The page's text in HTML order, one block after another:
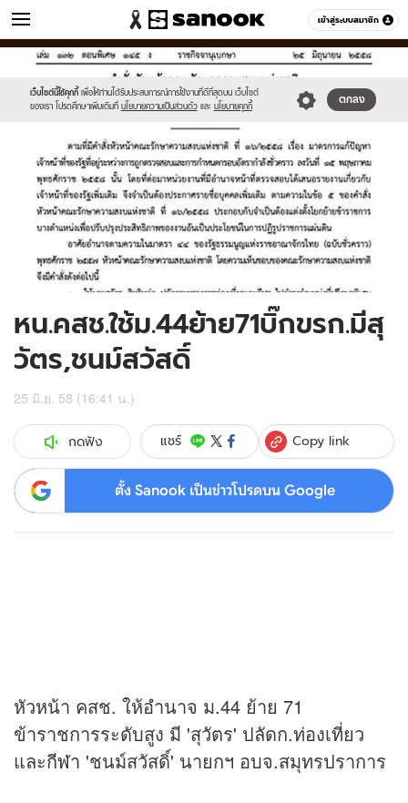
เข้าสู่ระบบสมาชิก
ข่าว หมวดอื่นๆ
เว็บไซต์นี้ใช้คุกกี้ เพื่อให้ท่านได้รับประสบการณ์การใช้งานที่ดีที่สุดบน เว็บไซต์
ของเรา โปรดศึกษาเพิ่มเติมที่ นโยบายความเป็นส่วนตัว และ นโยบายคุกกี้
ตกลง
Sanook
//s.isanook.com/sr/0/images/logo-
sanook.png
//s.isanook.com/ns/0/ud/363/1818687/627452-
หน.คสช.ใช้ม.44ย้าย71บิ๊กขรก.มีสุ
วัตร,ชนม์สวัสดิ์
25 มิ.ย. 58 (16:41 น.)
กดฟัง แชร์ Copy link
ตั้ง Sanook เป็นข่าวโปรดบน Google
หัวหน้า คสช. ให้อำนาจ ม.44 ย้าย 71
ข้าราชการระดับสูง มี 'สุวัตร' ปลัดก.ท่องเที่ยว
และกีฬา 'ชนม์สวัสดิ์' นายกฯ อบจ.สมุทรปราการ